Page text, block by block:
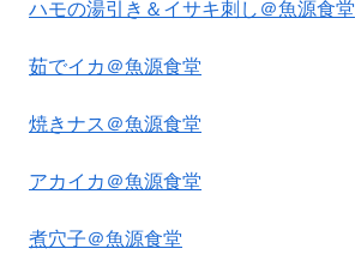
ハモの湯引き＆イサキ刺し＠魚源食堂
茹でイカ＠魚源食堂
焼きナス＠魚源食堂
アカイカ＠魚源食堂
煮穴子＠魚源食堂